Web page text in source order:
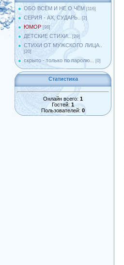
ОБО ВСЁМ И НЕ О ЧЁМ [116]
СЕРИЯ - АХ, СУДАРЬ.. [2]
ЮМОР [98]
ДЕТСКИЕ СТИХИ.. [29]
СТИХИ ОТ МУЖСКОГО ЛИЦА..
[20]
скрыто - только по паролю... [0]
Статистика
Онлайн всего: 1
Гостей: 1
Пользователей: 0